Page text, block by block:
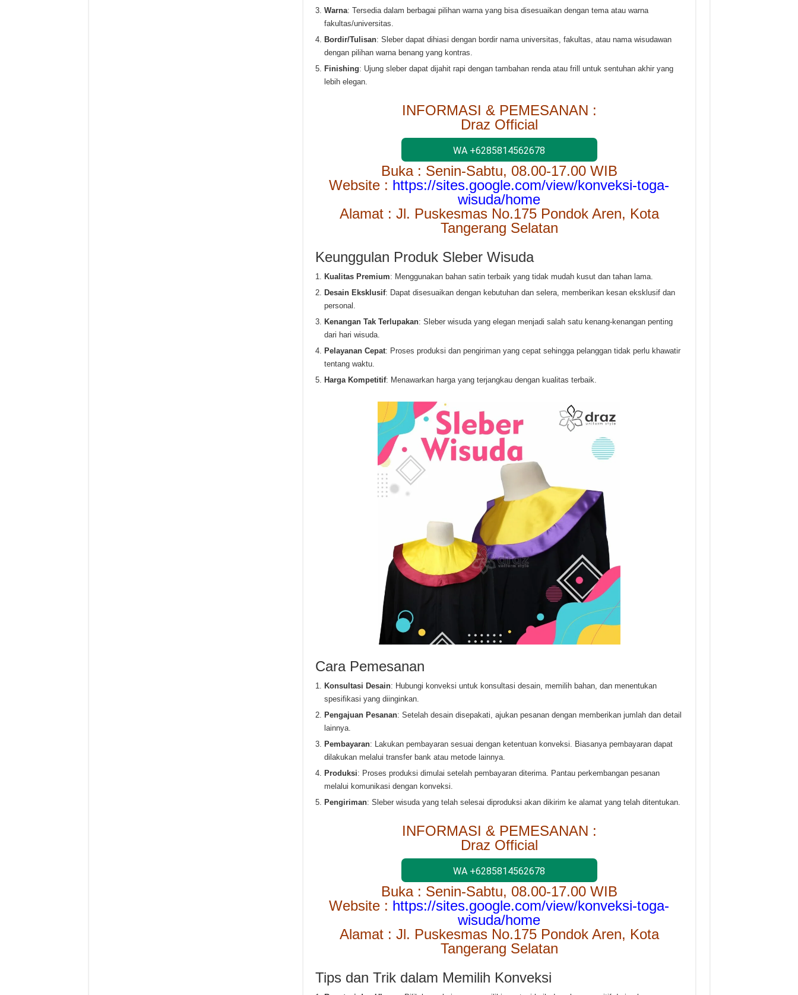
Warna: Tersedia dalam berbagai pilihan warna yang bisa disesuaikan dengan tema atau warna
fakultas/universitas.
Bordir/Tulisan: Sleber dapat dihiasi dengan bordir nama universitas, fakultas, atau nama wisudawan
dengan pilihan warna benang yang kontras.
Finishing: Ujung sleber dapat dijahit rapi dengan tambahan renda atau frill untuk sentuhan akhir yang
lebih elegan.
INFORMASI & PEMESANAN :
Draz Official
WA +6285814562678
Buka : Senin-Sabtu, 08.00-17.00 WIB
Website : https://sites.google.com/view/konveksi-toga-
wisuda/home
Alamat : Jl. Puskesmas No.175 Pondok Aren, Kota
Tangerang Selatan
Keunggulan Produk Sleber Wisuda
Kualitas Premium: Menggunakan bahan satin terbaik yang tidak mudah kusut dan tahan lama.
Desain Eksklusif: Dapat disesuaikan dengan kebutuhan dan selera, memberikan kesan eksklusif dan
personal.
Kenangan Tak Terlupakan: Sleber wisuda yang elegan menjadi salah satu kenang-kenangan penting
dari hari wisuda.
Pelayanan Cepat: Proses produksi dan pengiriman yang cepat sehingga pelanggan tidak perlu khawatir
tentang waktu.
Harga Kompetitif: Menawarkan harga yang terjangkau dengan kualitas terbaik.
Cara Pemesanan
Konsultasi Desain: Hubungi konveksi untuk konsultasi desain, memilih bahan, dan menentukan
spesifikasi yang diinginkan.
Pengajuan Pesanan: Setelah desain disepakati, ajukan pesanan dengan memberikan jumlah dan detail
lainnya.
Pembayaran: Lakukan pembayaran sesuai dengan ketentuan konveksi. Biasanya pembayaran dapat
dilakukan melalui transfer bank atau metode lainnya.
Produksi: Proses produksi dimulai setelah pembayaran diterima. Pantau perkembangan pesanan
melalui komunikasi dengan konveksi.
Pengiriman: Sleber wisuda yang telah selesai diproduksi akan dikirim ke alamat yang telah ditentukan.
INFORMASI & PEMESANAN :
Draz Official
WA +6285814562678
Buka : Senin-Sabtu, 08.00-17.00 WIB
Website : https://sites.google.com/view/konveksi-toga-
wisuda/home
Alamat : Jl. Puskesmas No.175 Pondok Aren, Kota
Tangerang Selatan
Tips dan Trik dalam Memilih Konveksi